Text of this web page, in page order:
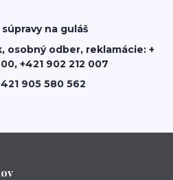
na guláš
osobný odber, reklamácie: +
+421 902 212 007
905 580 562